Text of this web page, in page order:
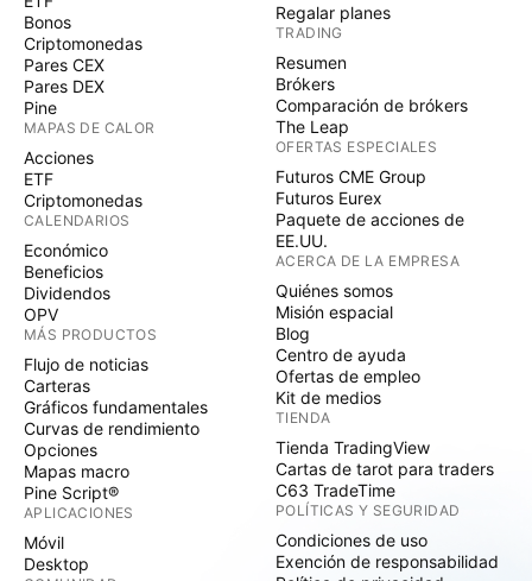
Bonos
Criptomonedas
Pares CEX
Pares DEX
Pine
MAPAS DE CALOR
Acciones
ETF
Criptomonedas
CALENDARIOS
Económico
Beneficios
Dividendos
OPV
MÁS PRODUCTOS
Flujo de noticias
Carteras
Gráficos fundamentales
Curvas de rendimiento
Opciones
Mapas macro
Pine Script®
APLICACIONES
Móvil
Desktop
Regalar planes
TRADING
Resumen
Brókers
Comparación de brókers
The Leap
OFERTAS ESPECIALES
Futuros CME Group
Futuros Eurex
Paquete de acciones de
EE.UU.
ACERCA DE LA EMPRESA
Quiénes somos
Misión espacial
Blog
Centro de ayuda
Ofertas de empleo
Kit de medios
TIENDA
Tienda TradingView
Cartas de tarot para traders
C63 TradeTime
POLÍTICAS Y SEGURIDAD
Condiciones de uso
Exención de responsabilidad